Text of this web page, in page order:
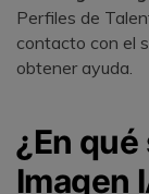
Perfiles de
contacto con el
obtener ayuda.󠀲󠀡󠀠󠀦󠀣󠀩󠀣󠀤󠀧󠀳
󠀰¿En
Imagen